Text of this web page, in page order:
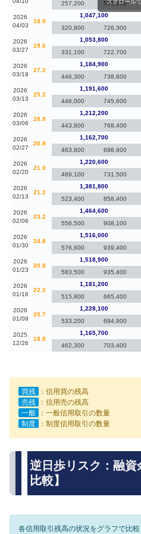
257,200
575,100
2026
04/03
18.9
1,047,100
320,800
726,300
2026
03/27
19.6
1,053,800
331,100
722,700
2026
03/19
27.2
1,184,900
446,300
738,600
2026
03/13
25.2
1,191,600
446,000
745,600
2026
03/06
28.9
1,212,200
443,800
768,400
2026
02/27
20.8
1,162,700
463,800
698,900
2026
02/20
21.0
1,220,600
489,100
731,500
2026
02/13
21.2
1,381,800
523,400
858,400
2026
02/06
23.2
1,464,600
556,500
908,100
2026
01/30
34.8
1,516,000
576,600
939,400
2026
01/23
20.8
1,518,900
583,500
935,400
2026
01/16
22.3
1,181,200
515,800
665,400
2026
01/09
20.7
1,228,100
533,200
694,900
2025
12/26
18.8
1,165,700
462,300
703,400
スクロール
買残
：信用買の残高
売残
：信用売の残高
一般
：一般信用取引の数量
制度
：制度信用取引の数量
逆日歩リスク：融
比較】
各信用取引残高の状況をグラフで比較